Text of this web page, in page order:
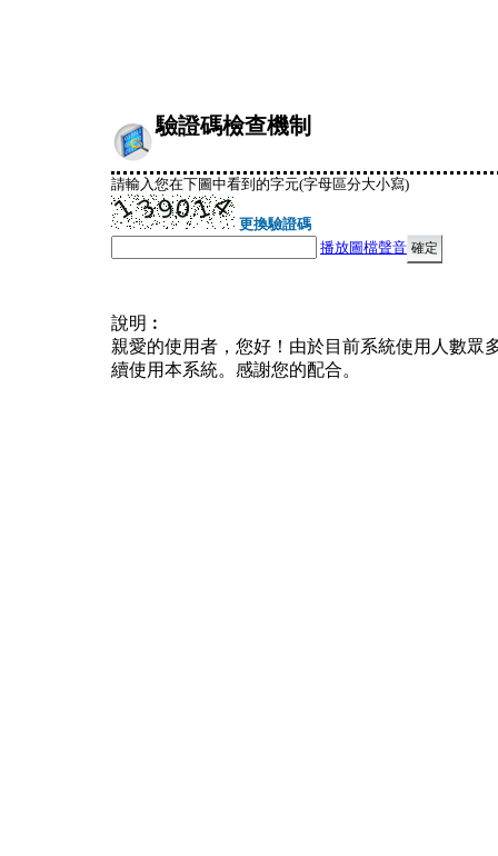
驗證碼檢查機制
請輸入您在下圖中看到的字元(字母區分大小寫)
更換驗證碼
播放圖檔聲音
說明︰
親愛的使用者，您好！由於目前系統使用人數眾
續使用本系統。感謝您的配合。